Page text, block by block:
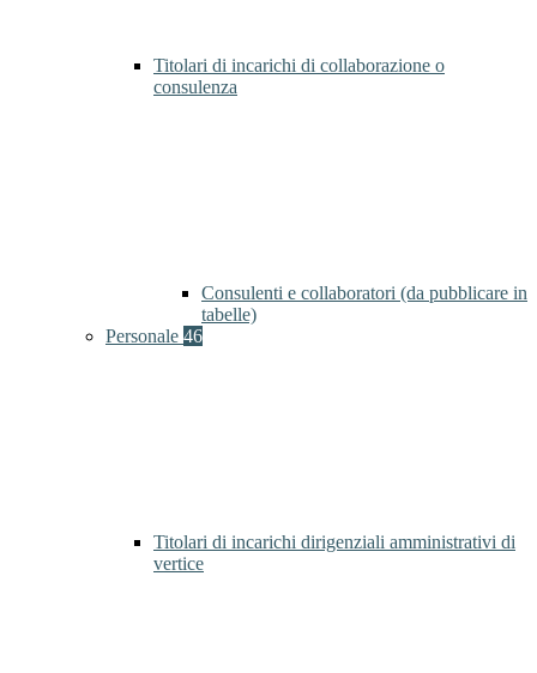
Titolari di incarichi di collaborazione o
consulenza
Consulenti e collaboratori (da pubblicare in
tabelle)
Personale 46
Titolari di incarichi dirigenziali amministrativi di
vertice